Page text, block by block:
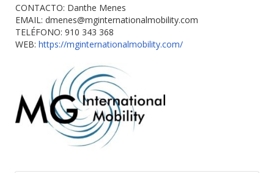
CONTACTO: Danthe Menes
EMAIL: dmenes@mginternationalmobility.com
TELÉFONO: 910 343 368
WEB: https://mginternationalmobility.com/